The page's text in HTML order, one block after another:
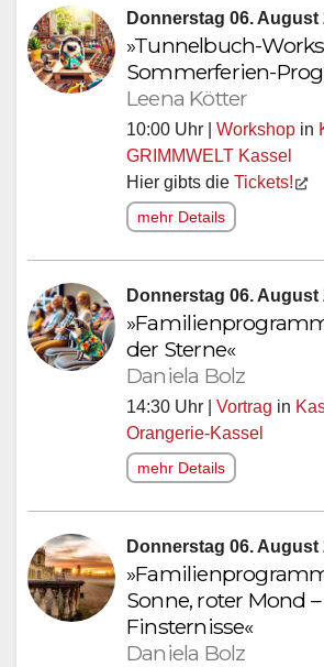
Donnerstag 06. August
»Tunnelbuch-
Sommerferien-
Leena Kötter
10:00 Uhr | Workshop in
GRIMMWELT Kassel
Hier gibts die Tickets!
mehr Details
Donnerstag 06. August
der Sterne«
Daniela Bolz
14:30 Uhr | Vortrag in
Orangerie-Kassel
mehr Details
Donnerstag 06. August
Sonne, roter Mond
Finsternisse«
Daniela Bolz